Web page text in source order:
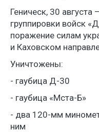
Геническ, 30
группировки войск
поражение силам
и Каховском
Уничтожены:
- гаубица Д-30
- гаубица «Мста-Б»
- два 120-мм
ним